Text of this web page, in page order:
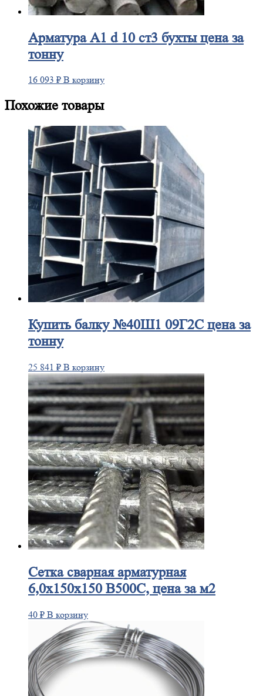
АрматураА1 d 10 ст3 бухты цена за
тонну
16 093 ₽ В корзину
Похожие товары
Купитьбалку №40Ш1 09Г2С цена за
тонну
25 841 ₽ В корзину
Сеткасварная арматурная
6,0х150х150 В500С, цена за м2
40 ₽ В корзину